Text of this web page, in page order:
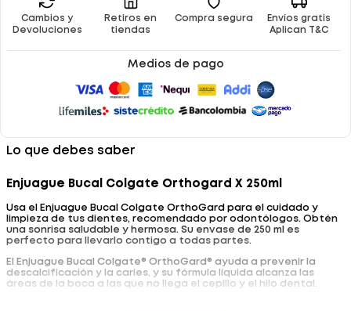
Cambios y
Devoluciones
Retiros en
tiendas
Compra segura
Envíos gratis
Aplican T&C
Medios de pago
Lo que debes saber
Enjuague Bucal Colgate Orthogard X 250ml
Usa el Enjuague Bucal Colgate OrthoGard para el cuidado y
limpieza de tus dientes, recomendado por odontólogos. Obtén
una sonrisa saludable y hermosa. Su envase de 250 ml es
perfecto para llevarlo contigo a todas partes.
El Enjuague Bucal Colgate® OrthoGard® ayuda a prevenir la
descalcificación y la caries, y su fórmula líquida alcanza las
áreas de la boca a las que no llega el cepillo y el hilo dental.